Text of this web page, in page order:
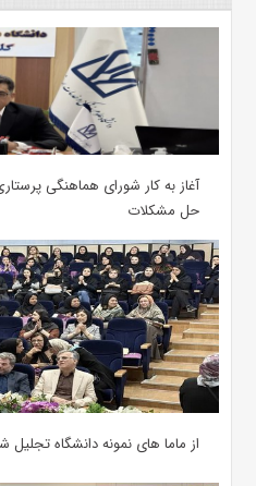
آغاز به کار شورای هماهنگی
حل مشکلات
از ماما های نمونه دانشگاه تجلیل